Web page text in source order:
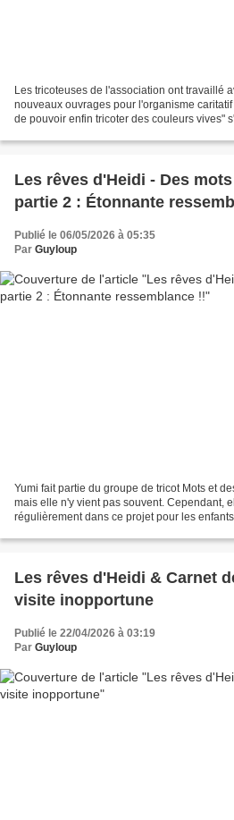
Les tricoteuses de l'association ont travaillé
nouveaux ouvrages pour l'organisme
de pouvoir enfin tricoter des couleurs vives"
Les rêves d'Heidi - Des
partie 2 : Étonnante
Publié le 06/05/2026 à 05:35
Par Guyloup
Yumi fait partie du groupe de tricot Mots et
mais elle n'y vient pas souvent. Cependant,
régulièrement dans ce projet pour les
Les rêves d'Heidi & Carnet
visite inopportune
Publié le 22/04/2026 à 03:19
Par Guyloup